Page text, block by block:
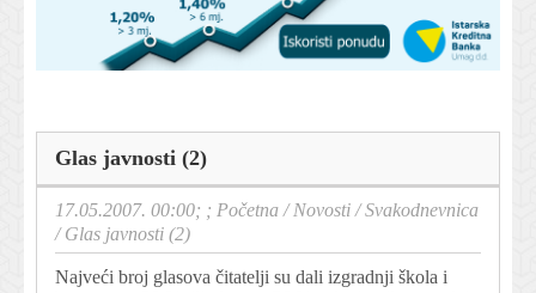
Glas javnosti (2)
17.05.2007. 00:00; ; Početna /Novosti /Svakodnevnica
/Glas javnosti (2)
Najveći broj glasova čitatelji su dali izgradnji škola i